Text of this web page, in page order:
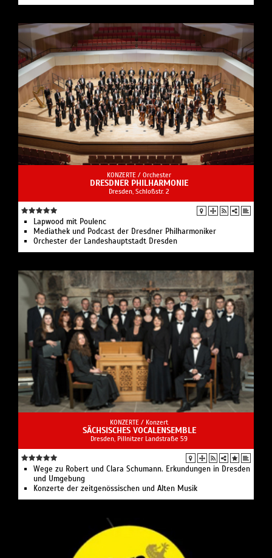
KONZERTE / Orchester
DRESDNER PHILHARMONIE
Dresden, Schloßstr. 2
Lapwood mit Poulenc
Mediathek und Podcast der Dresdner Philharmoniker
Orchester der Landeshauptstadt Dresden
KONZERTE / Konzert
SÄCHSISCHES VOCALENSEMBLE
Dresden, Pillnitzer Landstraße 59
Wege zu Robert und Clara Schumann. Erkundungen in Dresden
und Umgebung
Konzerte der zeitgenössischen und Alten Musik